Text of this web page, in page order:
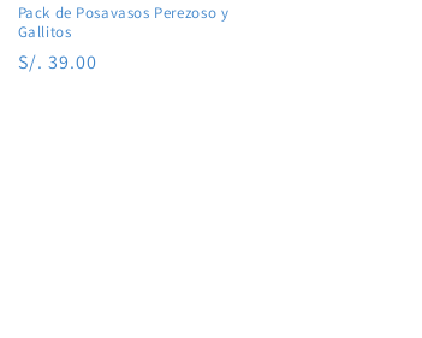
Pack de Posavasos Perezoso y
Gallitos
Precio
S/. 39.00